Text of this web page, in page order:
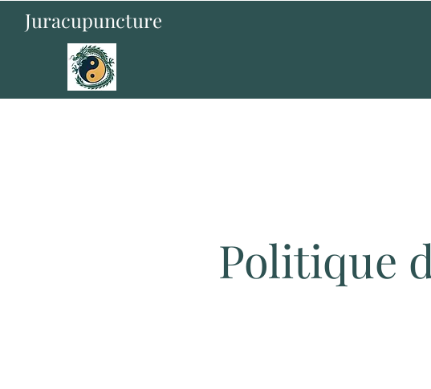
Juracupuncture
Politique